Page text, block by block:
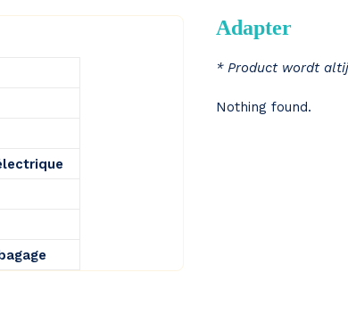
Adapter
* Product wordt
Nothing found.